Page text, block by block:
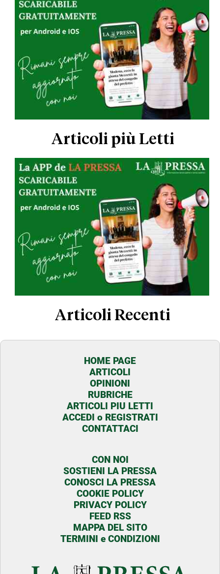
Articoli più Letti
Articoli Recenti
HOME PAGE
ARTICOLI
OPINIONI
RUBRICHE
ARTICOLI PIU LETTI
ACCEDI o REGISTRATI
CONTATTACI
CON NOI
SOSTIENI LA PRESSA
CONOSCI LA PRESSA
COOKIE POLICY
PRIVACY POLICY
FEED RSS
MAPPA DEL SITO
TERMINI e CONDIZIONI